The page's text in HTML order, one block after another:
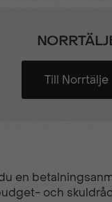
Till Norrtälje
en
och